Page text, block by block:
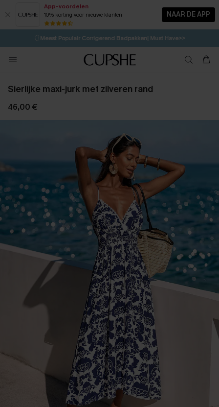
App-voordelen
10% korting voor nieuwe klanten NAAR DE APP
⚡️LAATSTE KANS | Tot 50% korting>>
🩱Meest Populair Corrigerend Badpakken| Must Have>>
💌Abonneer je & ontvang tot 15% korting>>
Koop 3, krijg 15% korting | CODE: SW15
Sierlijke maxi-jurk met zilveren rand
46,00 €